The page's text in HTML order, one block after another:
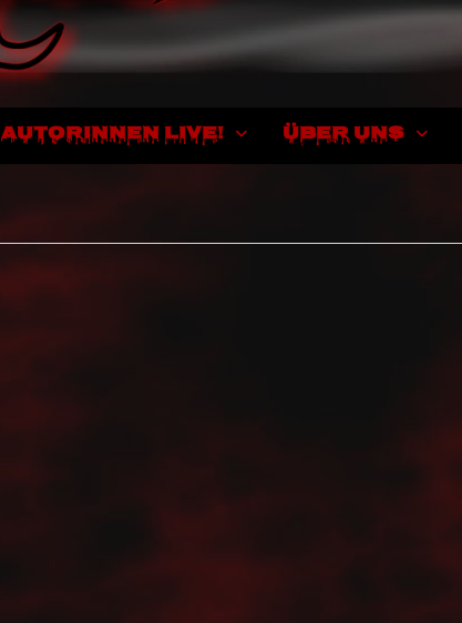
AUTORINNEN LIVE! ÜBER UNS